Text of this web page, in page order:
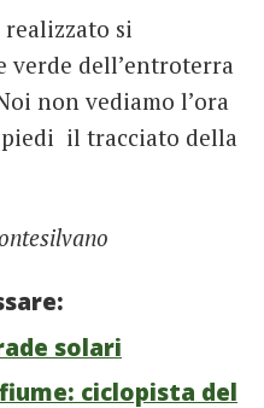
si
verde dell’entroterra
non vediamo l’ora
il tracciato della
solari
ciclopista del